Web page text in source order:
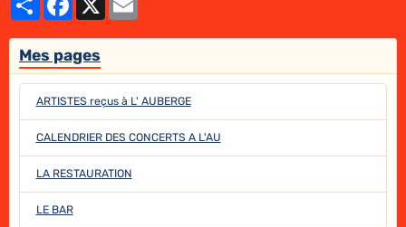
Mes pages
ARTISTES reçus à L' AUBERGE
CALENDRIER DES CONCERTS A L'AU
LA RESTAURATION
LE BAR